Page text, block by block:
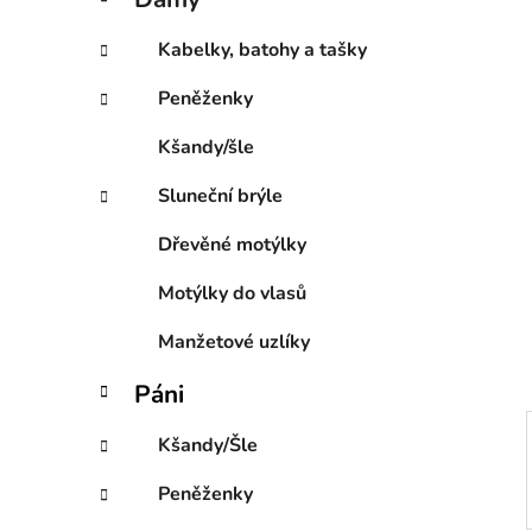
p
a
e
e
o
i
Kabelky, batohy a tašky
Peněženky
Kšandy/šle
Sluneční brýle
Dřevěné motýlky
Motýlky do vlasů
Manžetové uzlíky
Páni
Kšandy/Šle
Peněženky